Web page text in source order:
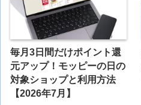
毎月3日間だけポイント還
元アップ！モッピーの日の
対象ショップと利用方法
【2026年7月】